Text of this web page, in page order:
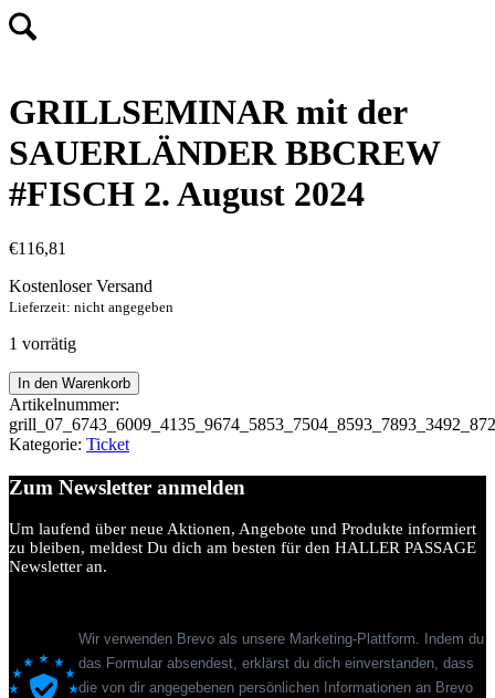
GRILLSEMINAR mit der
SAUERLÄNDER BBCREW
#FISCH 2. August 2024
€116,81
Kostenloser Versand
Lieferzeit: nicht angegeben
1 vorrätig
GRILLSEMINAR
mit
der
SAUERLÄNDER
BBCREW
#FISCH
2.
August
2024
Menge
In den Warenkorb
Artikelnummer:
Kategorie: Ticket
Zum Newsletter anmelden
Um laufend über neue Aktionen, Angebote und Produkte informiert
zu bleiben, meldest Du dich am besten für den HALLER PASSAGE
Newsletter an.
Wir verwenden Brevo als unsere Marketing-Plattform. Indem du
das Formular absendest, erklärst du dich einverstanden, dass
die von dir angegebenen persönlichen Informationen an Brevo